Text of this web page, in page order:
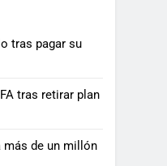
tras pagar su
tras retirar plan
de un millón